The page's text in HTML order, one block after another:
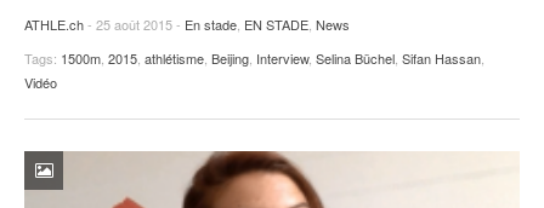
ATHLE.ch- 25 août 2015 - En stade EN STADE News
Tags: 1500m 2015 athlétisme Beijing Interview, Selina Büchel Sifan Hassan
Vidéo